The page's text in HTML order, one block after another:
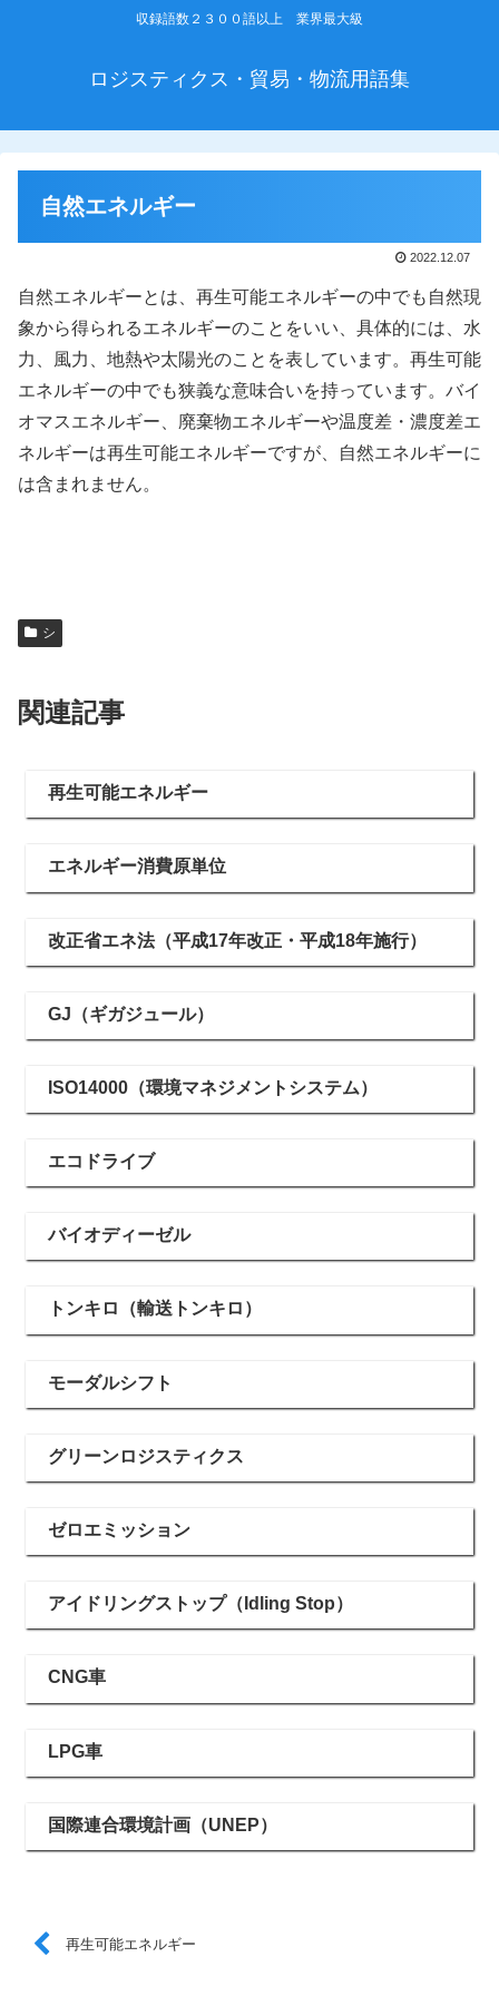
収録語数２３００語以上 業界最大級
ロジスティクス・貿易・物流用語集
自然エネルギー
2022.12.07
自然エネルギーとは、再生可能エネルギーの中でも自然現
象から得られるエネルギーのことをいい、具体的には、水
力、風力、地熱や太陽光のことを表しています。再生可能
エネルギーの中でも狭義な意味合いを持っています。バイ
オマスエネルギー、廃棄物エネルギーや温度差・濃度差エ
ネルギーは再生可能エネルギーですが、自然エネルギーに
は含まれません。
シ
関連記事
再生可能エネルギー
エネルギー消費原単位
改正省エネ法（平成17年改正・平成18年施行）
GJ（ギガジュール）
ISO14000（環境マネジメントシステム）
エコドライブ
バイオディーゼル
トンキロ（輸送トンキロ）
モーダルシフト
グリーンロジスティクス
ゼロエミッション
アイドリングストップ（Idling Stop）
CNG車
LPG車
国際連合環境計画（UNEP）
再生可能エネルギー